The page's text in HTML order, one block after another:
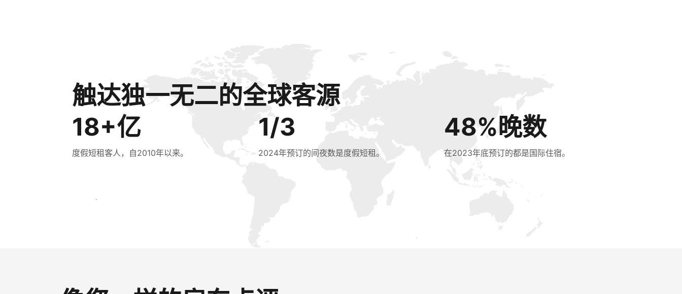
触达独一无二的全球客源
18+亿
度假短租客人，自2010年以来。
1/3
2024年预订的间夜数是度假短租。
48%晚数
在2023年底预订的都是国际住宿。
立即触达新客人